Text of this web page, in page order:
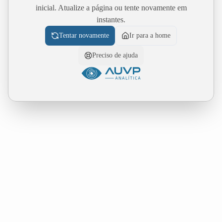
inicial. Atualize a página ou tente novamente em
instantes.
Tentar novamente Ir para a home
Preciso de ajuda